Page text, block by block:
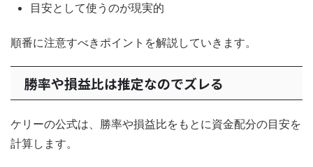
目安として使うのが現実的
順番に注意すべきポイントを解説していきます。
勝率や損益比は推定なのでズレる
ケリーの公式は、勝率や損益比をもとに資金配分の目安を
計算します。